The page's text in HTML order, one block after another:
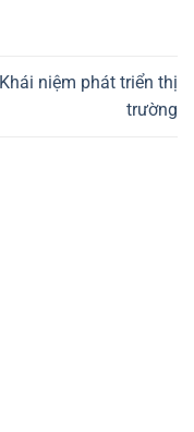
Khái niệm phát triển thị
trường